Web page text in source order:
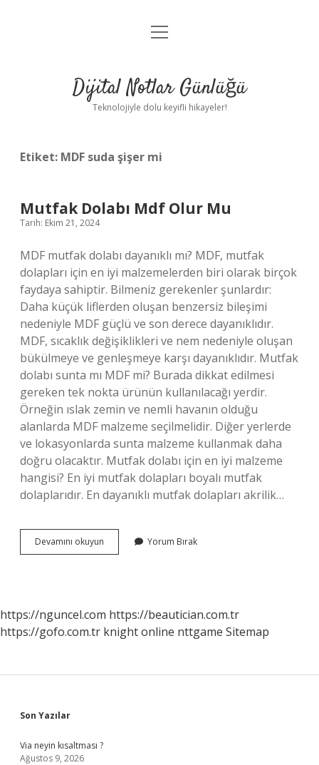
Anasayfa
Yasal Uyarı
menüyü
Dijital Notlar Günlüğü
Teknolojiyle dolu keyifli hikayeler!
Etiket: MDF suda şişer mi
Mutfak Dolabı Mdf Olur Mu
Tarih: Ekim 21, 2024
MDF mutfak dolabı dayanıklı mı? MDF, mutfak
dolapları için en iyi malzemelerden biri olarak birçok
faydaya sahiptir. Bilmeniz gerekenler şunlardır:
Daha küçük liflerden oluşan benzersiz bileşimi
nedeniyle MDF güçlü ve son derece dayanıklıdır.
MDF, sıcaklık değişiklikleri ve nem nedeniyle oluşan
bükülmeye ve genleşmeye karşı dayanıklıdır. Mutfak
dolabı sunta mı MDF mi? Burada dikkat edilmesi
gereken tek nokta ürünün kullanılacağı yerdir.
Örneğin ıslak zemin ve nemli havanın olduğu
alanlarda MDF malzeme seçilmelidir. Diğer yerlerde
ve lokasyonlarda sunta malzeme kullanmak daha
doğru olacaktır. Mutfak dolabı için en iyi malzeme
hangisi? En iyi mutfak dolapları boyalı mutfak
dolaplarıdır. En dayanıklı mutfak dolapları akrilik…
Devamını okuyun
Dolabı
Yorum Bırak
https://nguncel.com https://beautician.com.tr
https://gofo.com.tr knight online nttgame Sitemap
Sidebar
Son Yazılar
Via neyin kısaltması ?
Ağustos 9, 2026